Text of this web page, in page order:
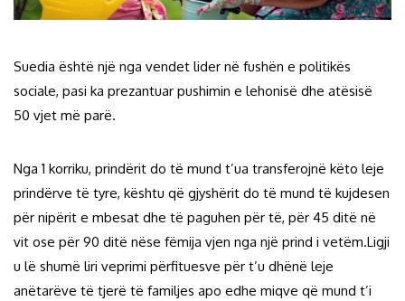
Suedia është një nga vendet lider në fushën e politikës
sociale, pasi ka prezantuar pushimin e lehonisë dhe atësisë
50 vjet më parë.
Nga 1 korriku, prindërit do të mund t’ua transferojnë këto leje
prindërve të tyre, kështu që gjyshërit do të mund të kujdesen
për nipërit e mbesat dhe të paguhen për të, për 45 ditë në
vit ose për 90 ditë nëse fëmija vjen nga një prind i vetëm.Ligji
u lë shumë liri veprimi përfituesve për t’u dhënë leje
anëtarëve të tjerë të familjes apo edhe miqve që mund t’i